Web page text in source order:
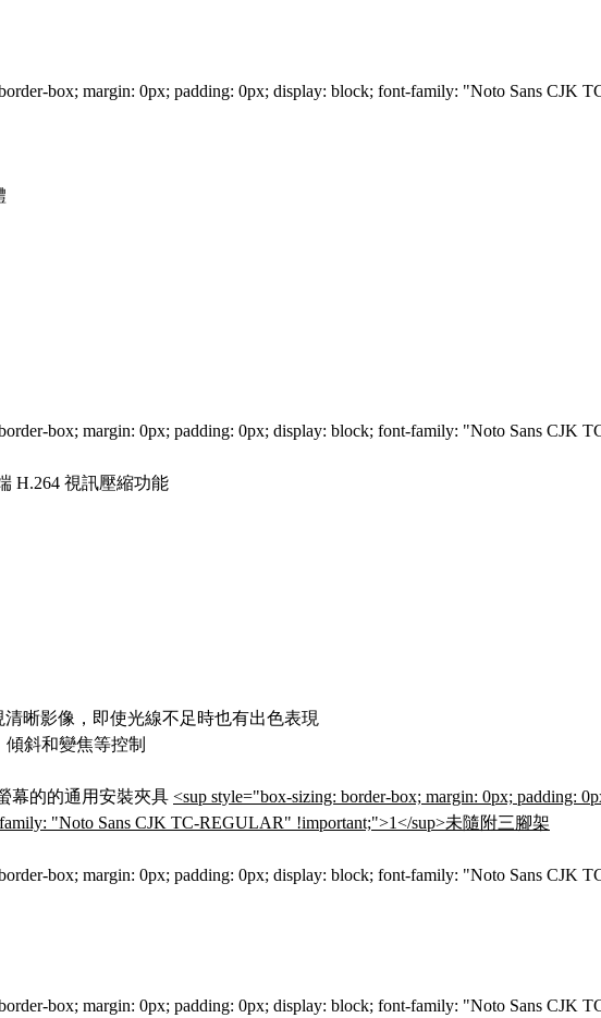
box; margin: 0px; padding: 0px; display: block; font-family: "Noto Sans CJK
box; margin: 0px; padding: 0px; display: block; font-family: "Noto Sans CJK
H.264 視訊壓縮功能
晰影像，即使光線不足時也有出色表現
斜和變焦等控制
幕的的通用安裝夾具 <sup style="box-sizing: border-box; margin: 0px; padding:
"Noto Sans CJK TC-REGULAR" !important;">1</sup>未隨附三腳架
box; margin: 0px; padding: 0px; display: block; font-family: "Noto Sans CJK
box; margin: 0px; padding: 0px; display: block; font-family: "Noto Sans CJK